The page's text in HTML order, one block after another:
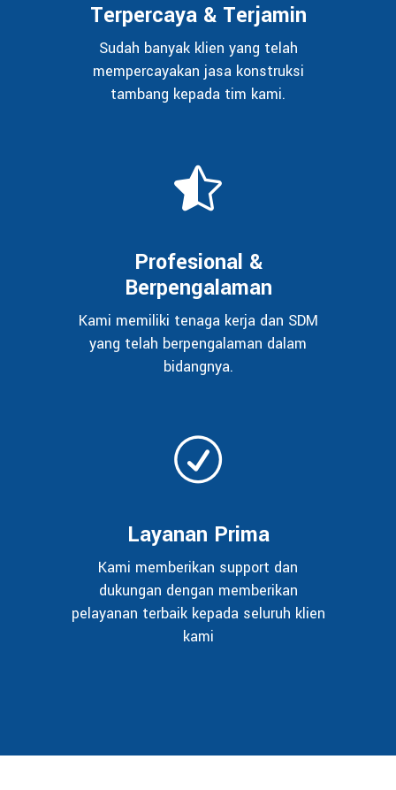
Terpercaya & Terjamin
Sudah banyak klien yang telah
mempercayakan jasa konstruksi
tambang kepada tim kami.
Profesional &
Berpengalaman
Kami memiliki tenaga kerja dan SDM
yang telah berpengalaman dalam
bidangnya.
Layanan Prima
Kami memberikan support dan
dukungan dengan memberikan
pelayanan terbaik kepada seluruh klien
kami